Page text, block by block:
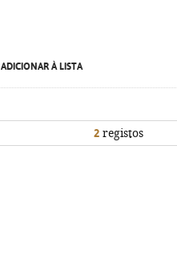
ADICIONAR À LISTA
2 registos